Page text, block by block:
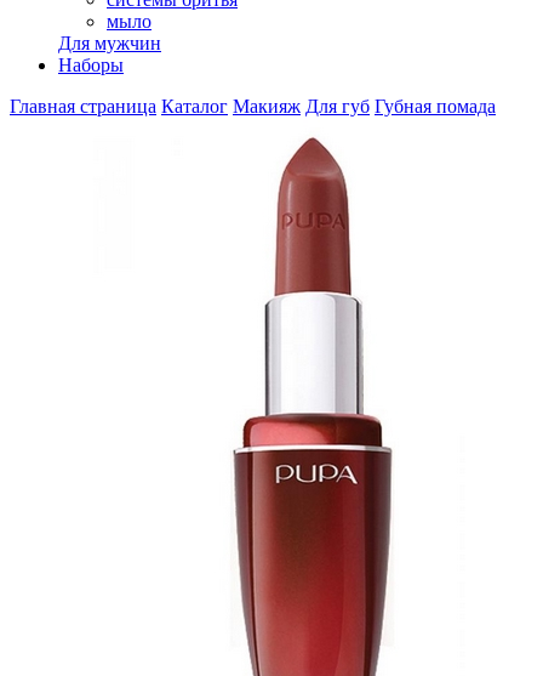
мыло
Для мужчин
Наборы
Главная страница Каталог Макияж Для губ Губная помада